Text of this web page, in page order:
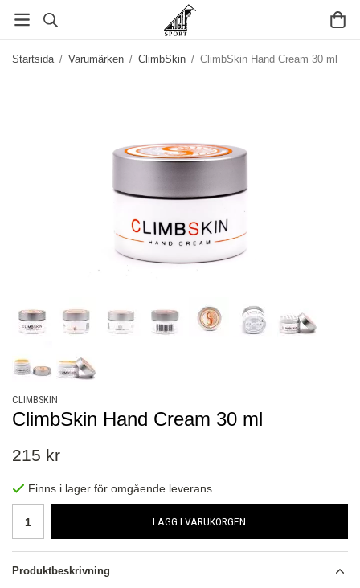
Startsida / Varumärken / ClimbSkin / ClimbSkin Hand Cream 30 ml
CLIMBSKIN
ClimbSkin Hand Cream 30 ml
215 kr
Finns i lager för omgående leverans
LÄGG I VARUKORGEN
Produktbeskrivning